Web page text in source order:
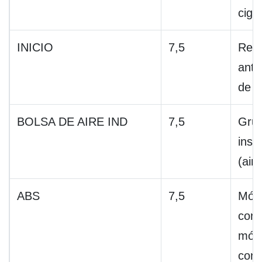
INICIO 7,5
de
BOLSA DE AIRE IND 7,5
ABS 7,5